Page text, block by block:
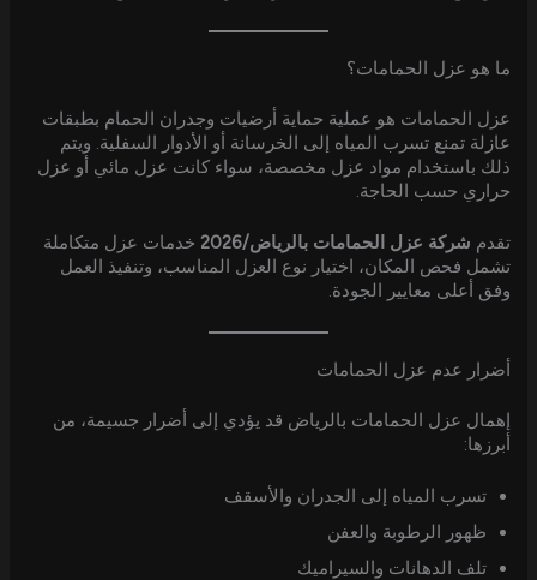
ما هو عزل الحمامات؟
عزل الحمامات هو عملية حماية أرضيات وجدران الحمام بطبقات
عازلة تمنع تسرب المياه إلى الخرسانة أو الأدوار السفلية. ويتم
ذلك باستخدام مواد عزل مخصصة، سواء كانت عزل مائي أو عزل
حراري حسب الحاجة.
تقدم شركة عزل الحمامات بالرياض/2026
خدمات عزل متكاملة
تشمل فحص المكان، اختيار نوع العزل المناسب، وتنفيذ العمل
وفق أعلى معايير الجودة.
أضرار عدم عزل الحمامات
إهمال عزل الحمامات بالرياض قد يؤدي إلى أضرار جسيمة، من
أبرزها:
تسرب المياه إلى الجدران والأسقف
ظهور الرطوبة والعفن
تلف الدهانات والسيراميك